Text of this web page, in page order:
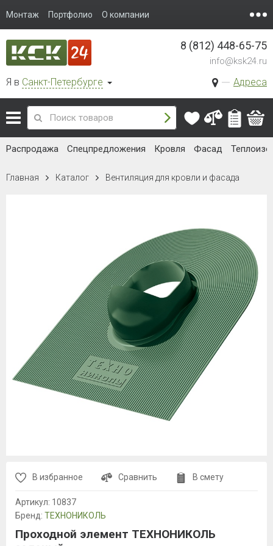
Монтаж Портфолио О компании
Я в Санкт-Петербурге Адреса
8 (812) 448-65-75
info@ksk24.ru
Распродажа Спецпредложения Кровля Фасад
Главная Каталог Вентиляция для кровли и фасада
В избранное Сравнить В смету
Артикул: 10837
Бренд: ТЕХНОНИКОЛЬ
Проходной элемент ТЕХНОНИКОЛЬ